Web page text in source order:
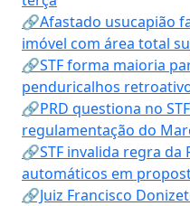
🔗Afastado usucapião
imóvel com área total
🔗STF forma maioria
penduricalhos
🔗PRD questiona no
regulamentação do
🔗STF invalida regra da
automáticos em
🔗Juiz Francisco